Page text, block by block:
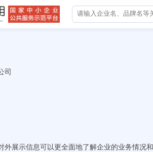
司
外展示信息可以更全面地了解企业的业务情况